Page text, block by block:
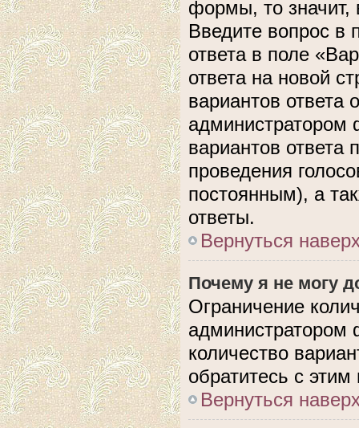
формы, то значит,
Введите вопрос в
ответа в поле
ответа на новой
вариантов ответа
администратором
вариантов ответа
проведения
постоянным), а
ответы.
Вернуться
Почему я не могу
Ограничение
количество
обратитесь с
Вернуться